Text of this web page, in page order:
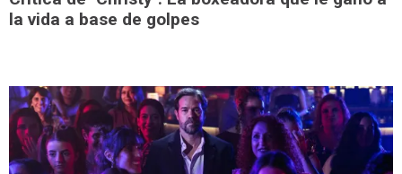
la vida a base de golpes